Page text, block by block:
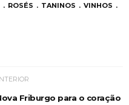
ROSÉS TANINOS
VINHOS
Friburgo para o coração